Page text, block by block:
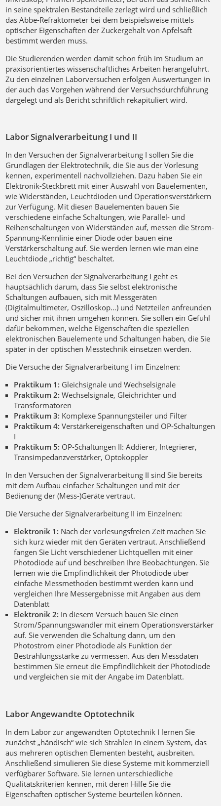
in seine spektralen Bestandteile zerlegt wird und schließlich
das Abbe-Refraktometer bei dem beispielsweise mittels
optischer Eigenschaften der Zuckergehalt von Apfelsaft
bestimmt werden muss.
Die Studierenden werden damit schon früh im Studium an
praxisorientiertes wissenschaftliches Arbeiten herangeführt.
Zu den einzelnen Laborversuchen erfolgen Auswertungen in
der auch das Vorgehen während der Versuchsdurchführung
dargelegt und als Bericht schriftlich rekapituliert wird.
Labor Signalverarbeitung I und II
In den Versuchen der Signalverarbeitung I sollen Sie die
Grundlagen der Elektrotechnik, die Sie aus der Vorlesung
kennen, experimentell nachvollziehen. Dazu haben Sie ein
Elektronik-Steckbrett mit einer Auswahl von Bauelementen,
wie Widerständen, Leuchtdioden und Operationsverstärkern
zur Verfügung. Mit diesen Bauelementen bauen Sie
verschiedene einfache Schaltungen, wie Parallel- und
Reihenschaltungen von Widerständen auf, messen die Strom-
Spannung-Kennlinie einer Diode oder bauen eine
Verstärkerschaltung auf. Sie werden lernen wie man eine
Leuchtdiode „richtig“ beschaltet.
Bei den Versuchen der Signalverarbeitung I geht es
hauptsächlich darum, dass Sie selbst elektronische
Schaltungen aufbauen, sich mit Messgeräten
(Digitalmultimeter, Oszilloskop…) und Netzteilen anfreunden
und sicher mit ihnen umgehen können. Sie sollen ein Gefühl
dafür bekommen, welche Eigenschaften die speziellen
elektronischen Bauelemente und Schaltungen haben, die Sie
später in der optischen Messtechnik einsetzen werden.
Die Versuche der Signalverarbeitung I im Einzelnen:
Praktikum 1: Gleichsignale und Wechselsignale
Praktikum 2: Wechselsignale, Gleichrichter und
Transformatoren
Praktikum 3: Komplexe Spannungsteiler und Filter
Praktikum 4: Verstärkereigenschaften und OP-Schaltungen
I
Praktikum 5: OP-Schaltungen II: Addierer, Integrierer,
Transimpedanzverstärker, Optokoppler
In den Versuchen der Signalverarbeitung II sind Sie bereits
mit dem Aufbau einfacher Schaltungen und mit der
Bedienung der (Mess-)Geräte vertraut.
Die Versuche der Signalverarbeitung II im Einzelnen:
Elektronik 1: Nach der vorlesungsfreien Zeit machen Sie
sich kurz wieder mit den Geräten vertraut. Anschließend
fangen Sie Licht verschiedener Lichtquellen mit einer
Photodiode auf und beschreiben Ihre Beobachtungen. Sie
lernen wie die Empfindlichkeit der Photodiode über
einfache Messmethoden bestimmt werden kann und
vergleichen Ihre Messergebnisse mit Angaben aus dem
Datenblatt
Elektronik 2: In diesem Versuch bauen Sie einen
Strom/Spannungswandler mit einem Operationsverstärker
auf. Sie verwenden die Schaltung dann, um den
Photostrom einer Photodiode als Funktion der
Bestrahlungsstärke zu vermessen. Aus den Messdaten
bestimmen Sie erneut die Empfindlichkeit der Photodiode
und vergleichen sie mit der Angabe im Datenblatt.
Labor Angewandte Optotechnik
In dem Labor zur angewandten Optotechnik I lernen Sie
zunächst „händisch“ wie sich Strahlen in einem System, das
aus mehreren optischen Elementen besteht, ausbreiten.
Anschließend simulieren Sie diese Systeme mit kommerziell
verfügbarer Software. Sie lernen unterschiedliche
Qualitätskriterien kennen, mit deren Hilfe Sie die
Eigenschaften optischer Systeme beurteilen können.